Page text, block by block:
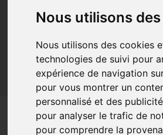
Nous utilisons
Nous utilisons des cookies
technologies de suivi pour
expérience de navigation
pour vous montrer un
personnalisé et des
pour analyser le trafic de
pour comprendre la
Les obligations dans les débits de
Les obligations dans les hôtels
Les obligations dans les restaurants
Sécurité et Accessibilité
Tabac et
Nos